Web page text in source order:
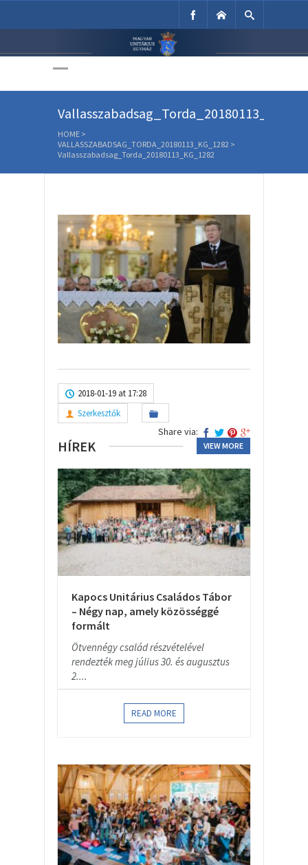
Unitárius Egyház
HOME >
VALLASSZABADSAG_TORDA_20180113_KG_1282 >
Vallasszabadsag_Torda_20180113_KG_1282
2018-01-19 at 17:28
Szerkesztők
Share via:
HÍREK VIEW MORE
Kapocs Unitárius Családos Tábor
– Négy nap, amely közösséggé
formált
Ötvennégy család részvételével
rendezték meg július 30. és augusztus
2....
READ MORE